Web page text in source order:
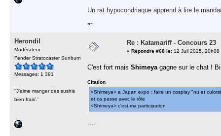
Un rat hypocondriaque apprend à lire le
¤~
Herondil
Modérateur
Fender Stratocaster Sunburn
Messages: 1 391
''J'aime manger des sushis
bien frais'.'
Re : Katamariff - Concours 23
« Répondre #68 le: 12 Juil 2025, 20h08
C'est fort mais Shimeyagagne sur le chat !
Citation
<Shimeya> a Japan expo : faire un cosplay "nu et
et ca passe avec le rôle
<Shimeya> c'est ma participation
----